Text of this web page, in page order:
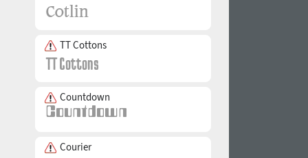
TT Cottons
Countdown
Courier